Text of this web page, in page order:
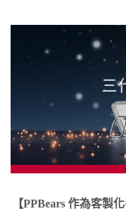
三
【PPBears 作為客製